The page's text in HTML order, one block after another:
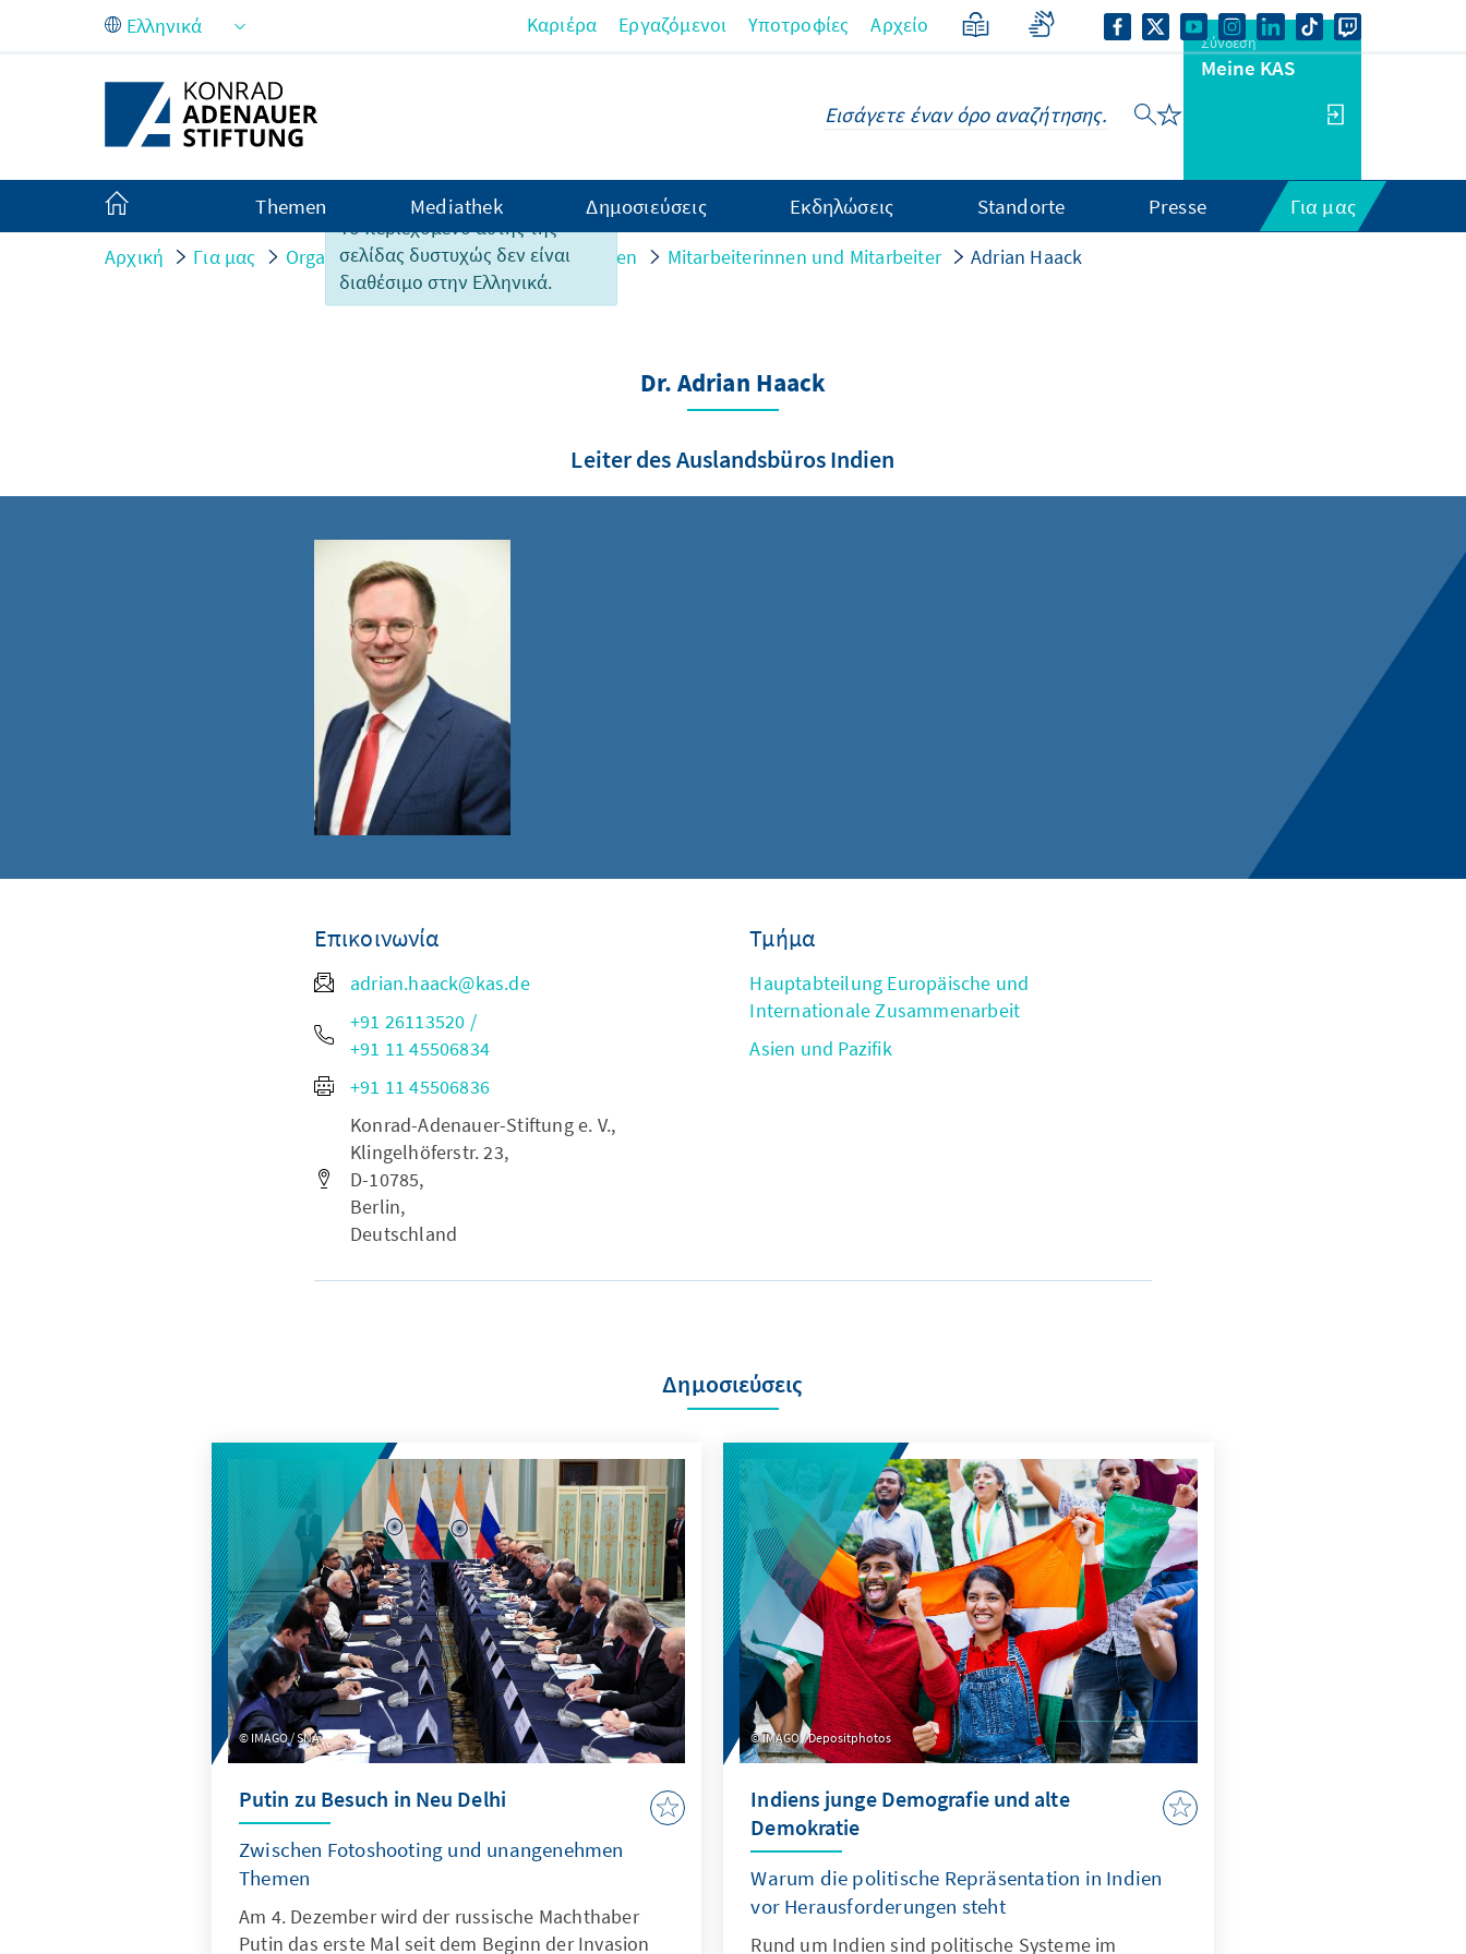
Skip to Main Content
Το περιεχόμενο αυτής της
σελίδας δυστυχώς δεν είναι
διαθέσιμο στην Ελληνικά.
Καριέρα Εργαζόμενοι Υποτροφίες Αρχείο
Σύνδεση
Meine KAS
Themen Mediathek Δημοσιεύσεις Εκδηλώσεις Standorte Presse Για μας
Αρχική Για μας Organisation Personen und Strukturen Mitarbeiterinnen und Mitarbeiter Adrian Haack
Dr. Adrian Haack
Leiter des Auslandsbüros Indien
Επικοινωνία
adrian.haack@kas.de
+91 26113520 /
+91 11 45506834
+91 11 45506836
Konrad-Adenauer-Stiftung e. V.,
Klingelhöferstr. 23,
D-10785,
Berlin,
Deutschland
Τμήμα
Hauptabteilung Europäische und
Internationale Zusammenarbeit
Asien und Pazifik
Δημοσιεύσεις
IMAGO / SNA
Putin zu Besuch in Neu Delhi
Zwischen Fotoshooting und unangenehmen
Themen
Am 4. Dezember wird der russische Machthaber
Putin das erste Mal seit dem Beginn der Invasion
IMAGO / Depositphotos
Indiens junge Demografie und alte
Demokratie
Warum die politische Repräsentation in Indien
vor Herausforderungen steht
Rund um Indien sind politische Systeme im